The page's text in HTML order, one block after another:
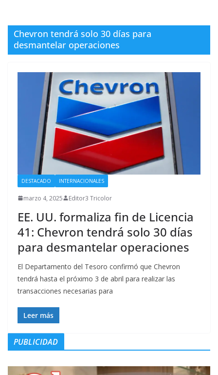
Chevron tendrá solo 30 días para
desmantelar operaciones
DESTACADO INTERNACIONALES
marzo 4, 2025 Editor3 Tricolor
EE. UU. formaliza fin de Licencia
41: Chevron tendrá solo 30 días
para desmantelar operaciones
El Departamento del Tesoro confirmó que Chevron
tendrá hasta el próximo 3 de abril para realizar las
transacciones necesarias para
Leer más
PUBLICIDAD